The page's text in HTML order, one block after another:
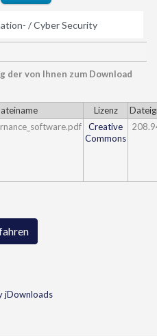
der von Ihnen zum Download
Lizenz
Creative
Commons
jDownloads